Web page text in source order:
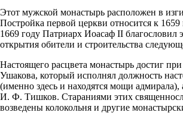
Этот мужской монастырь расположен в
Постройка первой церкви относится к 1659
1669 году Патриарх Иоасаф II благословил
открытия обители и строительства
Настоящего расцвета монастырь достиг
Ушакова, который исполнял должность
(именно здесь и находятся мощи адмирала),
И. Ф. Тишков. Стараниями этих
возведены колокольня и другие